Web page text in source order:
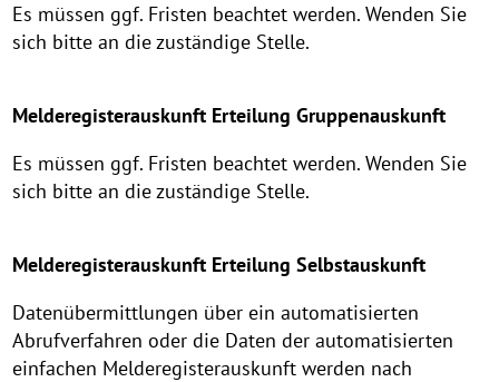
Es müssen ggf. Fristen beachtet werden. Wenden Sie
sich bitte an die zuständige Stelle.
Melderegisterauskunft Erteilung Gruppenauskunft
Es müssen ggf. Fristen beachtet werden. Wenden Sie
sich bitte an die zuständige Stelle.
Melderegisterauskunft Erteilung Selbstauskunft
Datenübermittlungen über ein automatisierten
Abrufverfahren oder die Daten der automatisierten
einfachen Melderegisterauskunft werden nach